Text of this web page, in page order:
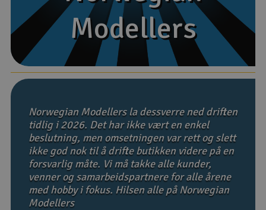
Båter
Droner
Droner for FPV
Fly
Helikopter
Kamerautstyr
Modellbygging, LEGO & byggesett
Modellers
Modellers
Norwegian Modellers la dessverre ned driften
tidlig i 2026. Det har ikke vært en enkel
beslutning, men omsetningen var rett og slett
ikke god nok til å drifte butikken videre på en
forsvarlig måte. Vi må takke alle kunder,
venner og samarbeidspartnere for alle årene
med hobby i fokus. Hilsen alle på Norwegian
Modellers